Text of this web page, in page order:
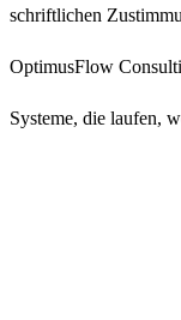
schriftlichen
OptimusFlow
Systeme, die laufen,